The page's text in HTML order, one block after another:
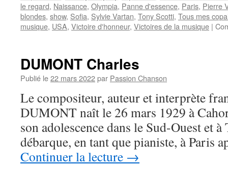
le regard, Naissance, Olympia, Panne d'essence, Paris, Pierre
blondes, show, Sofia, Sylvie Vartan, Tony Scotti, Tous mes
musique, USA, Victoire d'honneur, Victoires de la musique |
DUMONT Charles
Publié le22 mars 2022par Passion Chanson
Le compositeur, auteur et interprète
DUMONT naît le 26 mars 1929 à
son adolescence dans le Sud-Ouest et
débarque, en tant que pianiste, à Paris
Continuer la lecture →